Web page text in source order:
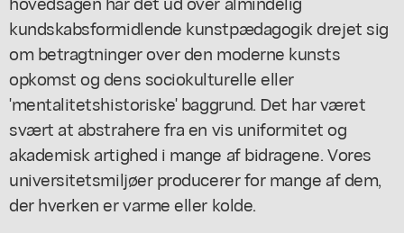
kundskabsformidlende kunstpædagogik drejet sig
om betragtninger over den moderne kunsts
opkomst og dens sociokulturelle eller
'mentalitetshistoriske' baggrund. Det har været
svært at abstrahere fra en vis uniformitet og
akademisk artighed i mange af bidragene. Vores
universitetsmiljøer producerer for mange af dem,
der hverken er varme eller kolde.